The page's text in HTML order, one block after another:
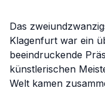
Das
Klagenfurt war ein
beeindruckende
künstlerischen
Welt kamen